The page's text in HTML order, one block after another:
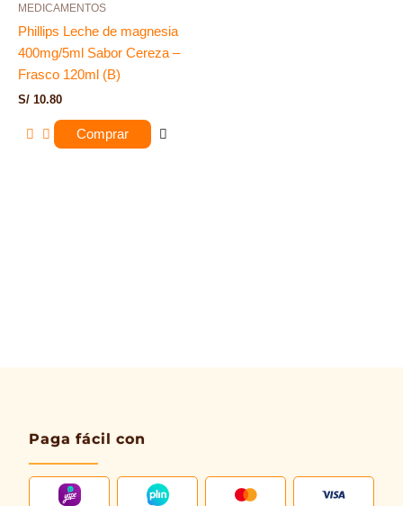
MEDICAMENTOS
Phillips Leche de magnesia
400mg/5ml Sabor Cereza –
Frasco 120ml (B)
S/ 10.80
Comprar
Paga fácil con